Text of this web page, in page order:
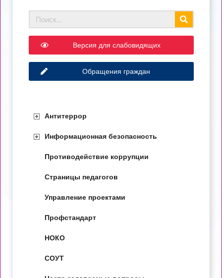
Версия для слабовидящих
Обращения граждан
Антитеррор
Информационная безопасность
Противодействие коррупции
Страницы педагогов
Управление проектами
Профстандарт
НОКО
СОУТ